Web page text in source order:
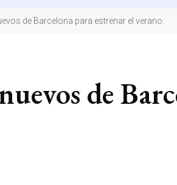
de Barcelona para estrenar el verano.
de